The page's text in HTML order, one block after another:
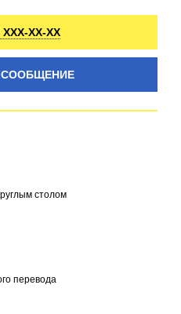
XX-XX
СООБЩЕНИЕ
столом
перевода